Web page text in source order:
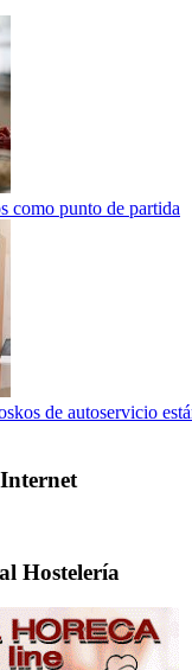
como punto de partida
de autoservicio
Hostelería